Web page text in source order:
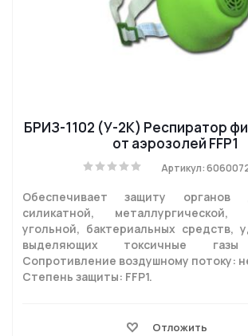
БРИЗ-1102 (У-2К) Респиратор
от аэрозолей FFP1
Артикул:
Обеспечивает защиту органов
силикатной, металлургической,
угольной, бактериальных средств,
выделяющих токсичные
Сопротивление воздушному потоку:
Степень защиты: FFP1.
Отложить